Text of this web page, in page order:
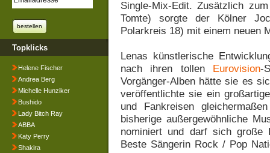
Topklicks
Helene Fischer
Andrea Berg
Michelle Hunziker
Bushido
Lady Bitch Ray
ABBA
Katy Perry
Shakira
Single-Mix-Edit. Zusätzlich
Tomte) sorgte der Kölner
Polarkreis 18) mit einem neuen
Lenas künstlerische
nach ihren tollen Eurovision-
Vorgänger-Alben hätte sie es
veröffentlichte sie ein
und Fankreisen
bisherige außergewöhnliche
nominiert und darf sich große
Beste Sängerin Rock / Pop